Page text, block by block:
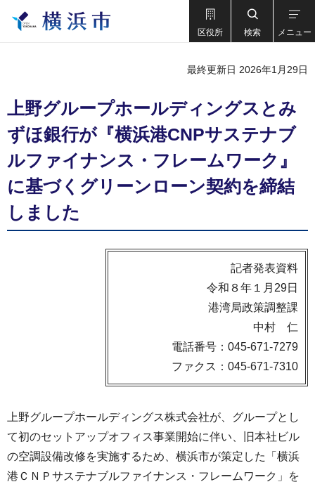
区役所 検索 メニュー
最終更新日 2026年1月29日
上野グループホールディングスとみ
ずほ銀行が『横浜港CNPサステナブ
ルファイナンス・フレームワーク』
に基づくグリーンローン契約を締結
しました
記者発表資料
令和８年１月29日
港湾局政策調整課
中村 仁
電話番号：045-671-7279
ファクス：045-671-7310
上野グループホールディングス株式会社が、グループとし
て初のセットアップオフィス事業開始に伴い、旧本社ビル
の空調設備改修を実施するため、横浜市が策定した「横浜
港ＣＮＰサステナブルファイナンス・フレームワーク」を